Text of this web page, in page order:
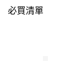
必買清單